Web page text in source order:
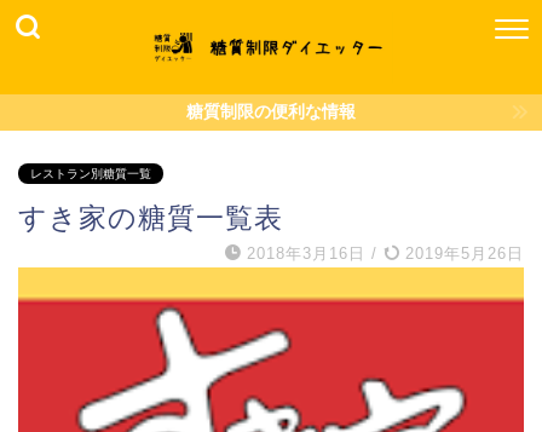
糖質制限の便利な情報
レストラン別糖質一覧
すき家の糖質一覧表
2018年3月16日 / 2019年5月26日